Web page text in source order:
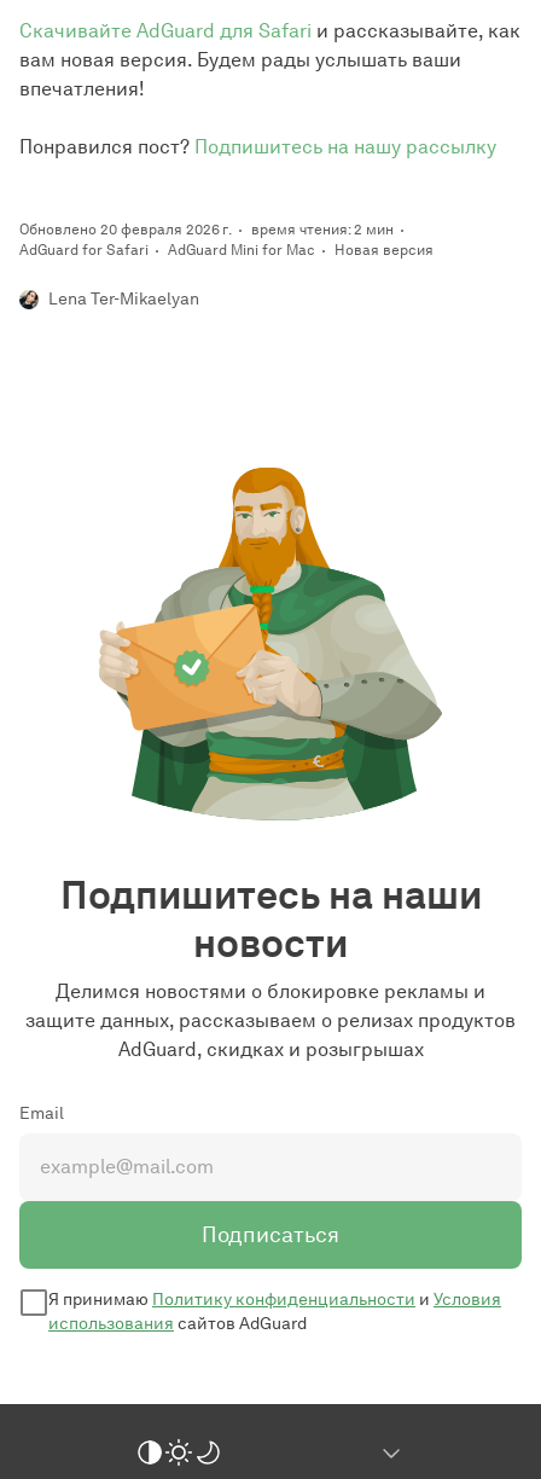
Скачивайте AdGuard для Safari и рассказывайте, как
вам новая версия. Будем рады услышать ваши
впечатления!
Понравился пост? Подпишитесь на нашу рассылку
Обновлено 20 февраля 2026 г.
время чтения: 2 мин
AdGuard for Safari
AdGuard Mini for Mac Новая версия
Lena Ter-Mikaelyan
Подпишитесь на наши
новости
Делимся новостями о блокировке рекламы и
защите данных, рассказываем о релизах продуктов
AdGuard, скидках и розыгрышах
Email
Подписаться
Я принимаю Политику конфиденциальности и Условия
использования сайтов AdGuard